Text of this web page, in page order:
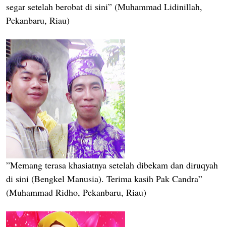
segar setelah berobat di sini” (Muhammad Lidinillah,
Pekanbaru, Riau)
”Memang terasa khasiatnya setelah dibekam dan diruqyah
di sini (Bengkel Manusia). Terima kasih Pak Candra”
(Muhammad Ridho, Pekanbaru, Riau)